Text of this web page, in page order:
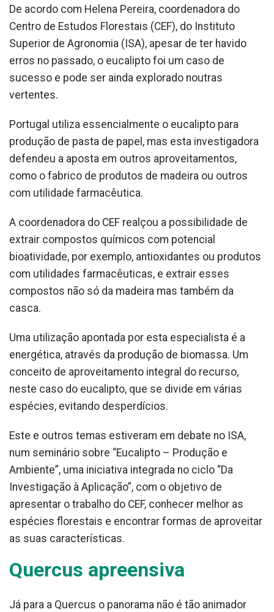
De acordo com Helena Pereira, coordenadora do
Centro de Estudos Florestais (CEF), do Instituto
Superior de Agronomia (ISA), apesar de ter havido
erros no passado, o eucalipto foi um caso de
sucesso e pode ser ainda explorado noutras
vertentes.
Portugal utiliza essencialmente o eucalipto para
produção de pasta de papel, mas esta investigadora
defendeu a aposta em outros aproveitamentos,
como o fabrico de produtos de madeira ou outros
com utilidade farmacêutica.
A coordenadora do CEF realçou a possibilidade de
extrair compostos químicos com potencial
bioatividade, por exemplo, antioxidantes ou produtos
com utilidades farmacêuticas, e extrair esses
compostos não só da madeira mas também da
casca.
Uma utilização apontada por esta especialista é a
energética, através da produção de biomassa. Um
conceito de aproveitamento integral do recurso,
neste caso do eucalipto, que se divide em várias
espécies, evitando desperdícios.
Este e outros temas estiveram em debate no ISA,
num seminário sobre “Eucalipto – Produção e
Ambiente”, uma iniciativa integrada no ciclo “Da
Investigação à Aplicação”, com o objetivo de
apresentar o trabalho do CEF, conhecer melhor as
espécies florestais e encontrar formas de aproveitar
as suas características.
Quercus apreensiva
Já para a Quercus o panorama não é tão animador